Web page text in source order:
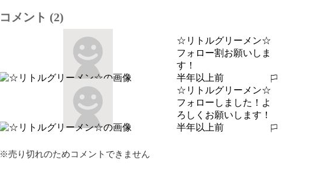
コメント (2)
☆リトルグリーメン☆
フォロー割お願いしま
す！
半年以上前
報告する
☆リトルグリーメン☆
フォローしました！よ
ろしくお願いします！
半年以上前
報告する
※売り切れのためコメントできません